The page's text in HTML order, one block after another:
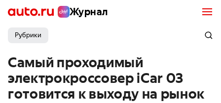
Журнал
Рубрики
Самый проходимый
электрокроссовер iCar 03
готовится к выходу на рынок